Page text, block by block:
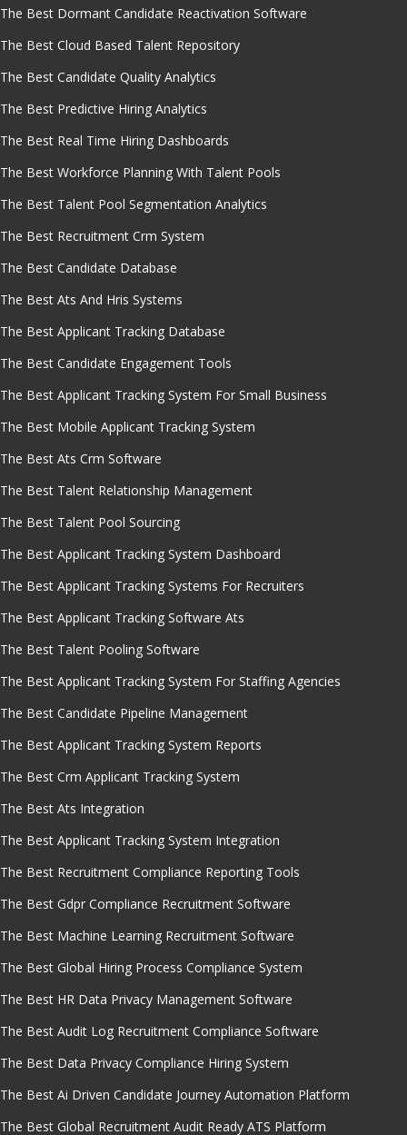
The Best Dormant Candidate Reactivation Software
The Best Cloud Based Talent Repository
The Best Candidate Quality Analytics
The Best Predictive Hiring Analytics
The Best Real Time Hiring Dashboards
The Best Workforce Planning With Talent Pools
The Best Talent Pool Segmentation Analytics
The Best Recruitment Crm System
The Best Candidate Database
The Best Ats And Hris Systems
The Best Applicant Tracking Database
The Best Candidate Engagement Tools
The Best Applicant Tracking System For Small Business
The Best Mobile Applicant Tracking System
The Best Ats Crm Software
The Best Talent Relationship Management
The Best Talent Pool Sourcing
The Best Applicant Tracking System Dashboard
The Best Applicant Tracking Systems For Recruiters
The Best Applicant Tracking Software Ats
The Best Talent Pooling Software
The Best Applicant Tracking System For Staffing Agencies
The Best Candidate Pipeline Management
The Best Applicant Tracking System Reports
The Best Crm Applicant Tracking System
The Best Ats Integration
The Best Applicant Tracking System Integration
The Best Recruitment Compliance Reporting Tools
The Best Gdpr Compliance Recruitment Software
The Best Machine Learning Recruitment Software
The Best Global Hiring Process Compliance System
The Best HR Data Privacy Management Software
The Best Audit Log Recruitment Compliance Software
The Best Data Privacy Compliance Hiring System
The Best Ai Driven Candidate Journey Automation Platform
The Best Global Recruitment Audit Ready ATS Platform